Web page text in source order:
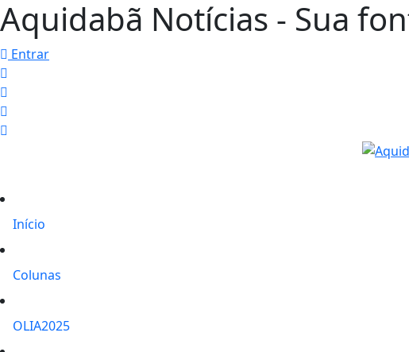
Aquidabã Notícias - Sua
Entrar
Início
Colunas
OLIA2025